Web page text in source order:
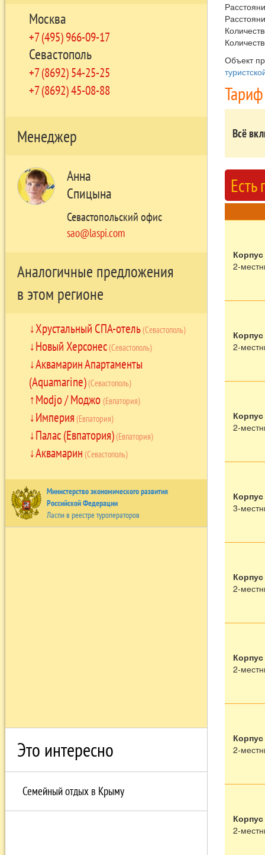
Москва
+7 (495) 966-09-17
Севастополь
+7 (8692) 54-25-25
+7 (8692) 45-08-88
Менеджер
Анна
Спицына
Севастопольский офис
sao@laspi.com
Аналогичные предложения
в этом регионе
Хрустальный СПА-отель(Севастополь)
Новый Херсонес(Севастополь)
Аквамарин Апартаменты
(Aquamarine)(Севастополь)
Modjo / Моджо (Евпатория)
Империя (Евпатория)
Палас (Евпатория)(Евпатория)
Аквамарин (Севастополь)
Министерство экономического развития
Российской Федерации
Ласпи в реестре туроператоров
Это интересно
Семейный отдых в Крыму
Объект
Всё
Корпус
2-
Корпус
2-
Корпус
2-
Корпус
3-
Корпус
2-
Корпус
2-
Корпус
2-
Корпус
2-